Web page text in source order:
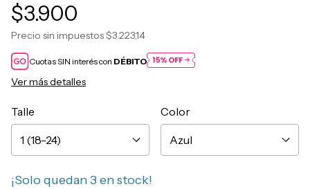
$3.900
Precio sin impuestos$3.223,14
Cuotas SIN interés con DÉBITO
Ver más detalles
Talle Color
¡Solo quedan3en stock!